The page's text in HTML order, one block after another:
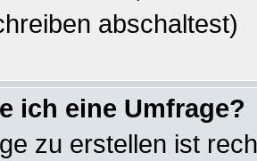
abschaltest)
ich eine Umfrage?
zu erstellen ist